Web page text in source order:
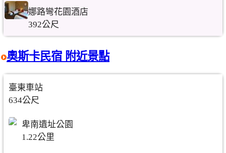
娜路彎花園酒店
392公尺
奧斯卡民宿 附近景點
臺東車站
634公尺
卑南遺址公園
1.22公里